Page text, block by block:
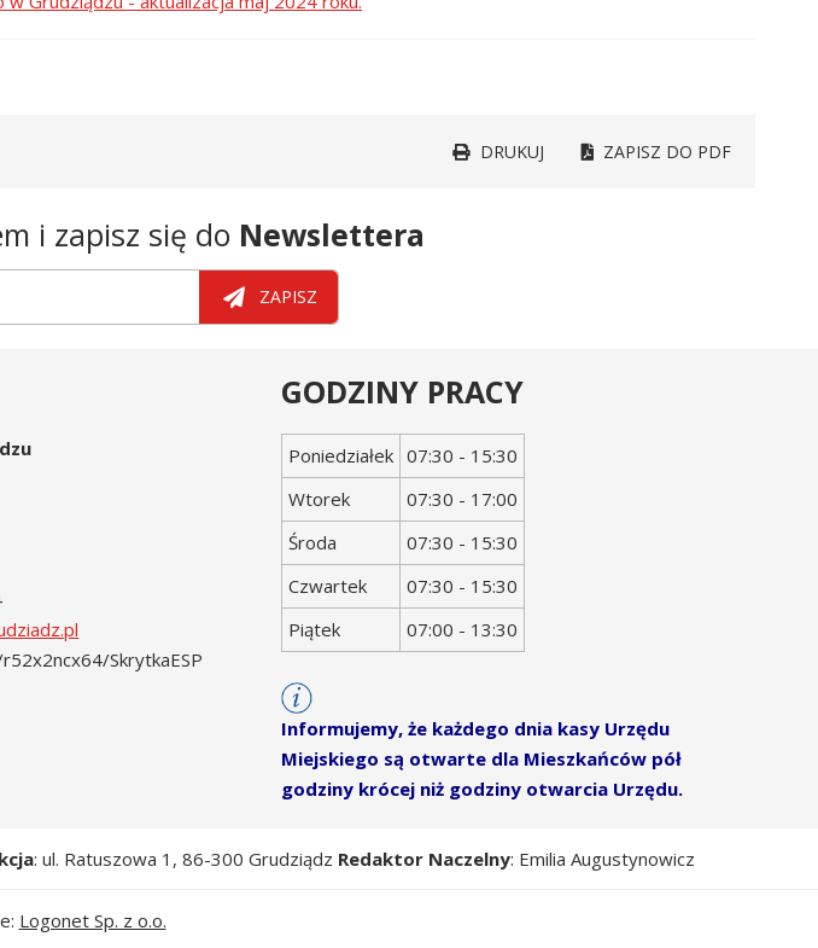
DRUKUJ ZAPISZ DO PDF
i zapisz się do Newslettera
ZAPISZ
SkrytkaESP
GODZINY PRACY
Dzień
tygodnia
Godziny
otwarcia
Poniedziałek 07:30 - 15:30
Wtorek
07:30 - 17:00
Środa
07:30 - 15:30
Czwartek
07:30 - 15:30
Piątek
07:00 - 13:30
Informujemy, że każdego dnia kasy Urzędu
Miejskiego są otwarte dla Mieszkańców pół
godziny krócej niż godziny otwarcia Urzędu.
: ul. Ratuszowa 1, 86-300 Grudziądz Redaktor Naczelny: Emilia Augustynowicz
Logonet Sp. z o.o.